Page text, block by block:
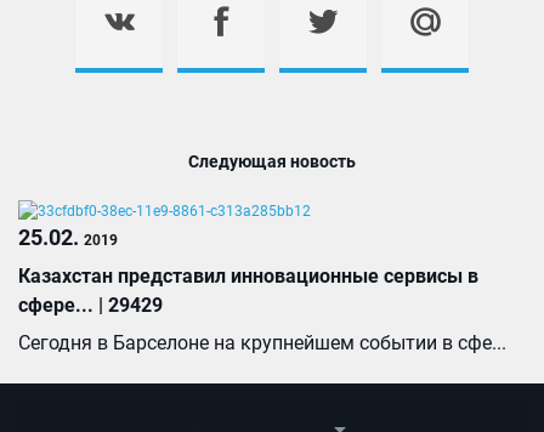
Следующая новость
25.02. 2019
Казахстан представил инновационные сервисы в
сфере... | 29429
Сегодня в Барселоне на крупнейшем событии в сфе...